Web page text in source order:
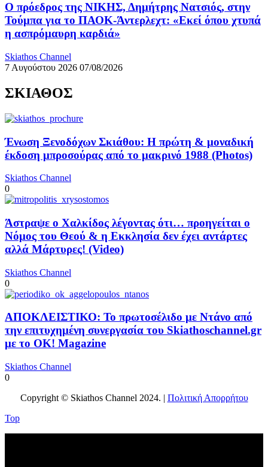
Ο πρόεδρος της ΝΙΚΗΣ, Δημήτρης Νατσιός, στην
Τούμπα για το ΠΑΟΚ-Άντερλεχτ: «Εκεί όπου χτυπά
η ασπρόμαυρη καρδιά»
Skiathos Channel
7 Αυγούστου 2026 07/08/2026
ΣΚΙΑΘΟΣ
Ένωση Ξενοδόχων Σκιάθου: Η πρώτη & μοναδική
έκδοση μπροσούρας από το μακρινό 1988 (Photos)
Skiathos Channel
0
Άστραψε ο Χαλκίδος λέγοντας ότι… προηγείται ο
Νόμος του Θεού & η Εκκλησία δεν έχει αντάρτες
αλλά Μάρτυρες! (Video)
Skiathos Channel
0
ΑΠΟΚΛΕΙΣΤΙΚΟ: Το πρωτοσέλιδο με Ντάνο από
την επιτυχημένη συνεργασία του Skiathoschannel.gr
με το OK! Magazine
Skiathos Channel
0
Copyright © Skiathos Channel 2024. | Πολιτική Απορρήτου
Top